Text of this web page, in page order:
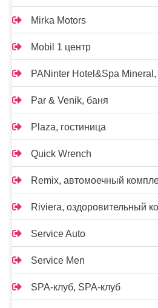
Mirka Motors
Mobil 1 центр
PANinter Hotel&Spa Mineral,
Par & Venik, баня
Plaza, гостиница
Quick Wrench
Remix, автомоечный
Riviera, оздоровительный
Service Auto
Service Men
SPA-клуб, SPA-клуб